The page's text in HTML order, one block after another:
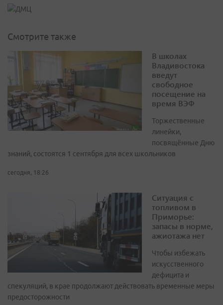
Смотрите также
В школах
Владивостока
введут
свободное
посещение на
время ВЭФ
Торжественные
линейки,
посвящённые Дню
знаний, состоятся 1 сентября для всех школьников
сегодня, 18:26
Ситуация с
топливом в
Приморье:
запасы в норме,
ажиотажа нет
Чтобы избежать
искусственного
дефицита и
спекуляций, в крае продолжают действовать временные меры
предосторожности